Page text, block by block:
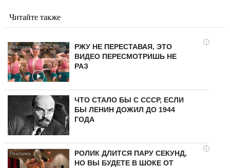
Читайте также
i
РЖУ НЕ ПЕРЕСТАВАЯ, ЭТО
ВИДЕО ПЕРЕСМОТРИШЬ НЕ
РАЗ
ЧТО СТАЛО БЫ С СССР, ЕСЛИ
БЫ ЛЕНИН ДОЖИЛ ДО 1944
ГОДА
i
РОЛИК ДЛИТСЯ ПАРУ СЕКУНД,
НО ВЫ БУДЕТЕ В ШОКЕ ОТ